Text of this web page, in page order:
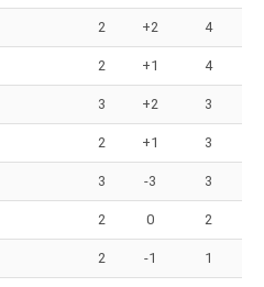
2 +2 4
2 +1 4
3 +2 3
2 +1 3
3 -3 3
2 0 2
2 -1 1